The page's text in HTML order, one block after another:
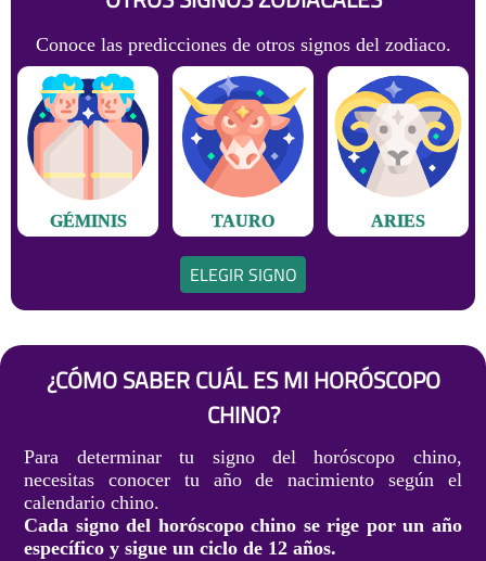
Conoce las predicciones de otros signos del zodiaco.
GÉMINIS TAURO ARIES
ELEGIR SIGNO
¿CÓMO SABER CUÁL ES MI HORÓSCOPO
CHINO?
Para determinar tu signo del horóscopo chino,
necesitas conocer tu año de nacimiento según el
calendario chino.
Cada signo del horóscopo chino se rige por un año
específico y sigue un ciclo de 12 años.